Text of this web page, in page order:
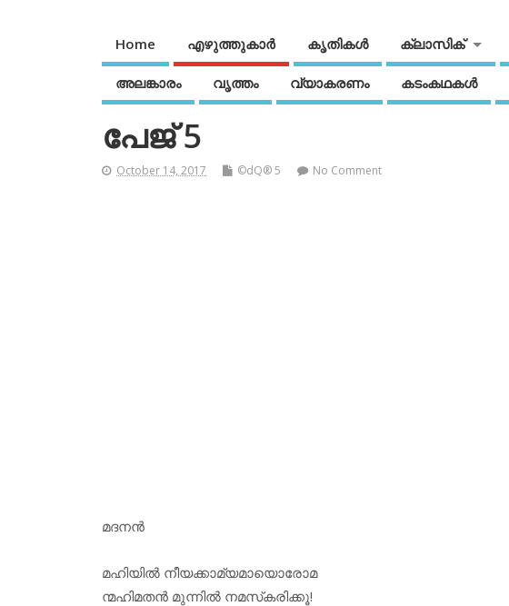
Home എഴുത്തുകാര്‍ കൃതികൾ ക്ലാസിക്
അലങ്കാരം വൃത്തം വ്യാകരണം കടംകഥകള്‍
പേജ് 5
October 14, 2017 ©dQ® 5 No Comment
മദനന്‍
മഹിയില്‍ നീയക്കാമ്യമായൊരോമ
ന്മഹിമതന്‍ മുന്നില്‍ നമസ്‌കരിക്കൂ!